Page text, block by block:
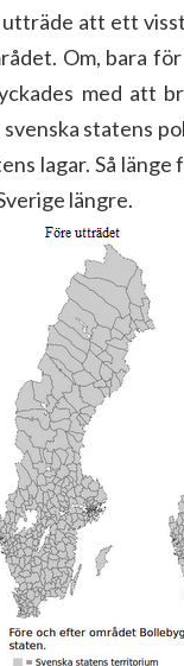
att ett
Om, bara
med att
statens
lagar. Så
längre.